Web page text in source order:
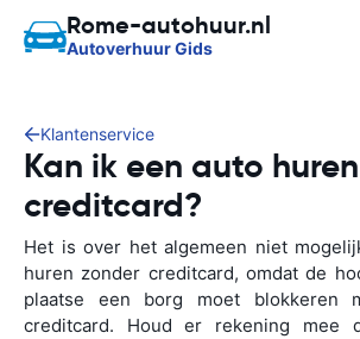
Rome-autohuur.nl
Autoverhuur Gids
Klantenservice
Kan ik een auto
creditcard?
Het is over het algemeen niet
huren zonder creditcard, omdat de
plaatse een borg moet blokkeren
creditcard. Houd er rekening mee